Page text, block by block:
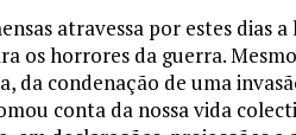
atravessa por estes dias
os horrores da guerra.
da condenação de uma
conta da nossa vida